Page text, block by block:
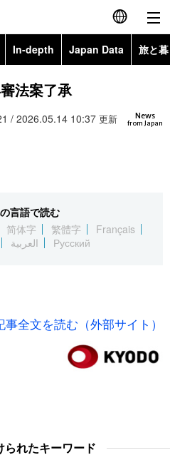
English
繁體字
العربية
In-depth Japan Data 旅と
Images
お知らせ
法案了承
News
from Japan
/ 2026.05.14 10:37 更新
言語で読む
简体字 繁體字
Français
العربية Русский
事全文を読む（外部サイト）
られたキーワード